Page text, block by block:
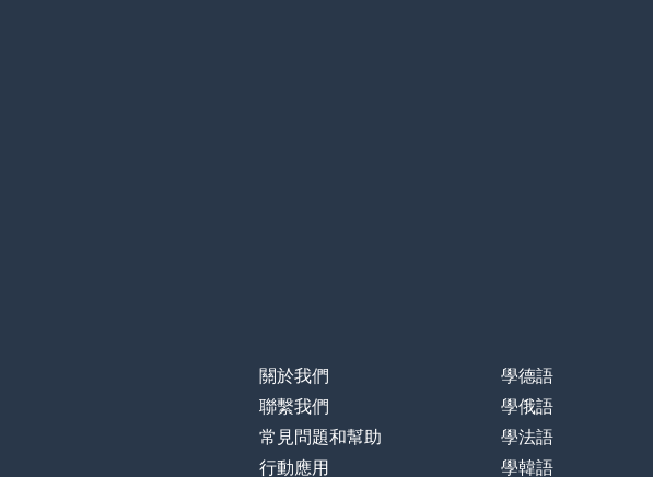
關於我們
聯繫我們
常見問題和幫助
行動應用
學德語
學俄語
學法語
學韓語